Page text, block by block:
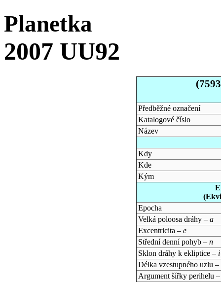
Planetka
2007 UU92
Předběžné označení
Katalogové číslo
Název
Kdy
Kde
Kým
Epocha
Velká poloosa dráhy – a
Excentricita – e
Střední denní pohyb – n
Sklon dráhy k ekliptice – i
Délka vzestupného uzlu –
Argument šířky perihelu